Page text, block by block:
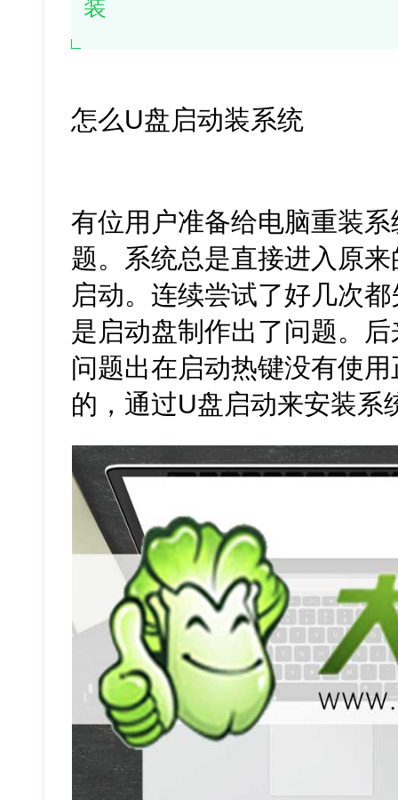
装
怎么U盘启动装系统
有位用户准备给电脑重装
题。系统总是直接进入原
启动。连续尝试了好几次
是启动盘制作出了问题。
问题出在启动热键没有使
的，通过U盘启动来安装系